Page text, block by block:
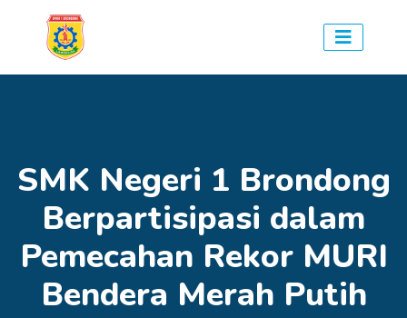
SMK Negeri 1 Brondong
Berpartisipasi dalam
Pemecahan Rekor MURI
Bendera Merah Putih